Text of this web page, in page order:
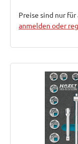
Preise sind nur
anmelden oder